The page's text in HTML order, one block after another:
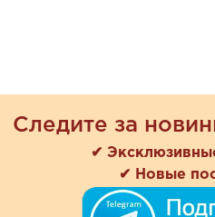
Следите за
✔
✔ Новые